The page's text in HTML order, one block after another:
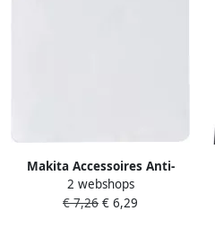
Makita Accessoires Anti-
verblindingsfolie bouwlamp
GM00002312
2 webshops
€ 7,26 € 6,29